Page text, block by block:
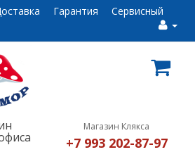
Гарантия
Сервисный
Магазин Клякса
+7 993 202-87-97